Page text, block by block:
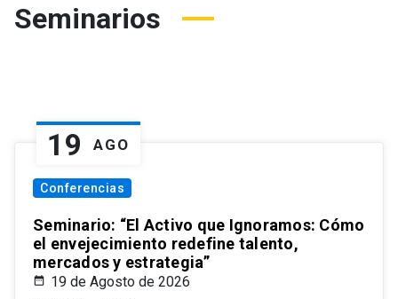
Seminarios
19 AGO
Conferencias
Seminario: “El Activo que Ignoramos: Cómo
el envejecimiento redefine talento,
mercados y estrategia”
19 de Agosto de 2026